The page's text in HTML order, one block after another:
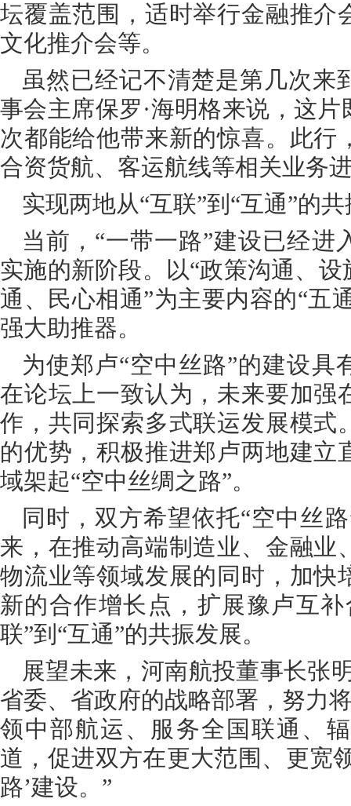
坛覆盖范围，适时举行金融推介
文化推介会等。
虽然已经记不清楚是第几次来
事会主席保罗·海明格来说，这
次都能给他带来新的惊喜。此行
合资货航、客运航线等相关业务
实现两地从“互联”到“互通”的
当前，“一带一路”建设已经进
实施的新阶段。以“政策沟通、
通、民心相通”为主要内容的“五
强大助推器。
为使郑卢“空中丝路”的建设具
在论坛上一致认为，未来要加强
作，共同探索多式联运发展模式
的优势，积极推进郑卢两地建立
域架起“空中丝绸之路”。
同时，双方希望依托“空中丝
来，在推动高端制造业、金融业
物流业等领域发展的同时，加快
新的合作增长点，扩展豫卢互
联”到“互通”的共振发展。
展望未来，河南航投董事长张
省委、省政府的战略部署，努力
领中部航运、服务全国联通、
道，促进双方在更大范围、更宽
路’建设。”